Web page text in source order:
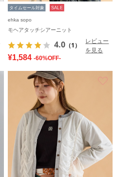
タイムセール対象 SALE
ehka sopo
モヘアタッチシアーニット
4.0 （1）
レビュー
を見る
¥1,584 -60%OFF-
お気に入り